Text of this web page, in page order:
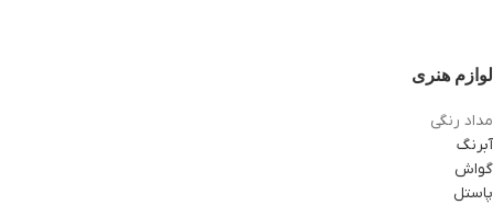
لوازم هنری
مداد رنگی
آبرنگ
گواش
پاستل